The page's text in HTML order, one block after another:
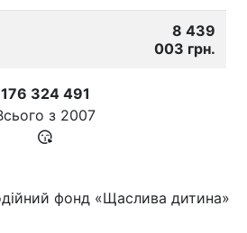
8 439
003 грн.
176 324 491
з 2007
фонд «Щаслива дитина»